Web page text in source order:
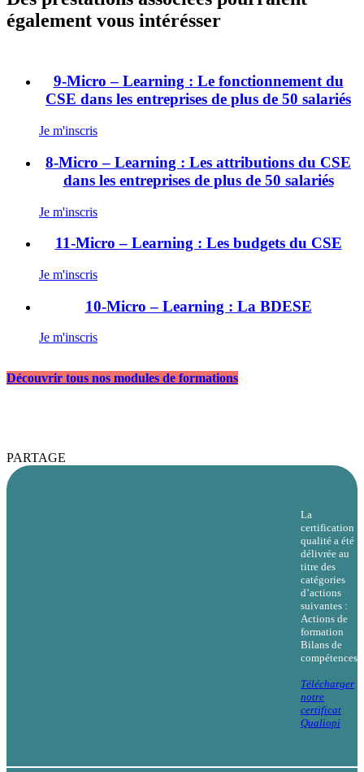
également vous intérésser
9-Micro – Learning : Le fonctionnement du
CSE dans les entreprises de plus de 50 salariés
Je m'inscris
8-Micro – Learning : Les attributions du CSE
dans les entreprises de plus de 50 salariés
Je m'inscris
11-Micro – Learning : Les budgets du CSE
Je m'inscris
10-Micro – Learning : La BDESE
Je m'inscris
Découvrir tous nos modules de formations
PARTAGE
La
certification
qualité a été
délivrée au
titre des
catégories
d’actions
suivantes :
Actions de
formation
Bilans de
compétences
Télécharger
notre
certificat
Qualiopi